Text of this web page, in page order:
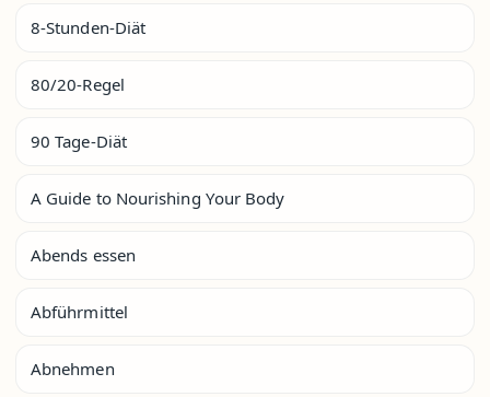
8-Stunden-Diät
80/20-Regel
90 Tage-Diät
A Guide to Nourishing Your Body
Abends essen
Abführmittel
Abnehmen